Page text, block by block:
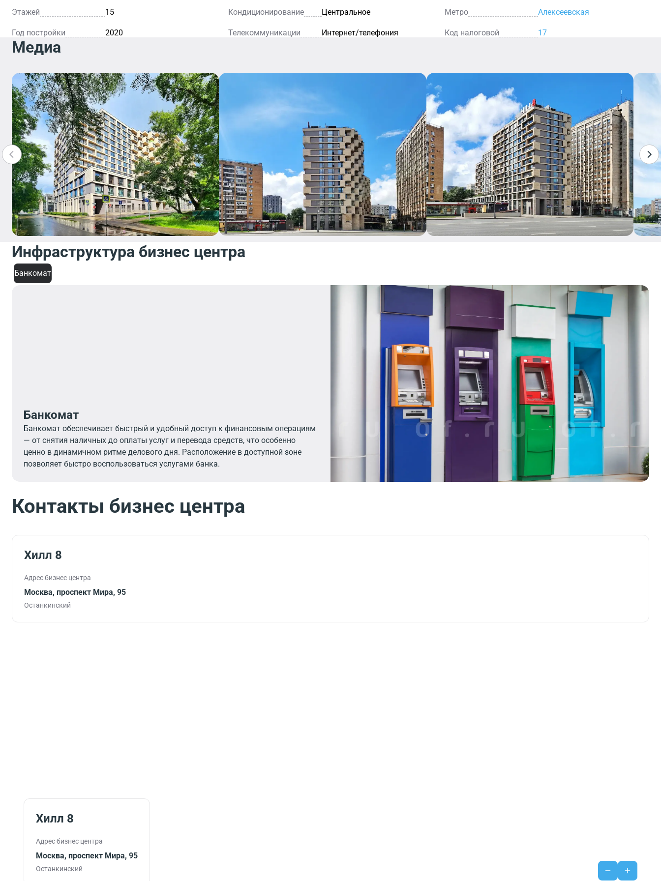
Architects, дизайн лобби разработал Карим Рашид.
В процессе работы использованы BIM-технологии и информационная система
Latista. Особенность проекта – его экологическая направленность: здание
материалы: юрский камень (нижние третьего этажа) и керамогранитные плиты (4-
15 этаж). Наружные стены выложены из ячеисто-бетонных блоков (25 см) и
утеплены плитами Rockwool Венти Баттс (17 см).
Все апартаменты оборудованы системой «умный дом», в алюминиевые профили
установлены панорамные окна Schuco с напылением, защищающим от солнца и
шума. Комплекс обеспечен электроэнергией (расчетная мощность на каждый
апартамент – от 10 до 13 кВт), водоснабжением, канализацией, системами
вентиляции и кондиционирования. Горячую воду, отопление и вентиляцию
обеспечивает ИТП. Предусмотрены современные технологии безопасности:
круглосуточная охрана и видеонаблюдение, контроль доступа по магнитным
картам на каждый этаж, электронные ключи для прохода через турникеты.
Высота потолков на первом этаже – 4,75 м, на втором и третьем – 3,55 м, на
этажах с апартаментами – 3,05 м. Здание оборудовано скоростными и
бесшумными лифтами Kone с доступом в паркинг и персональным вызовом из
Этажей 15 Кондиционирование Центральное Метро Алексеевская
Год постройки 2020 Телекоммуникации Интернет/телефония Код налоговой 17
Медиа
Инфраструктура бизнес центра
Банкомат
Банкомат
Банкомат обеспечивает быстрый и удобный доступ к финансовым операциям
— от снятия наличных до оплаты услуг и перевода средств, что особенно
ценно в динамичном ритме делового дня. Расположение в доступной зоне
позволяет быстро воспользоваться услугами банка.
Контакты бизнес центра
Хилл 8
Адрес бизнес центра
Москва, проспект Мира, 95
Останкинский
Хилл 8
Адрес бизнес центра
Москва, проспект Мира, 95
Останкинский